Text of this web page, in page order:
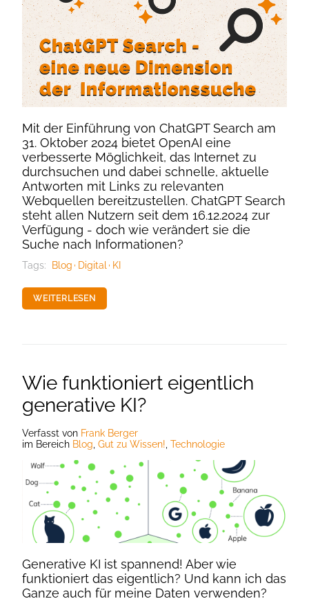
Mit der Einführung von ChatGPT Search am
31. Oktober 2024 bietet OpenAI eine
verbesserte Möglichkeit, das Internet zu
durchsuchen und dabei schnelle, aktuelle
Antworten mit Links zu relevanten
Webquellen bereitzustellen. ChatGPT Search
steht allen Nutzern seit dem 16.12.2024 zur
Verfügung - doch wie verändert sie die
Suche nach Informationen?
Tags: Blog Digital KI
WEITERLESEN
Wie funktioniert eigentlich
generative KI?
Verfasst von Frank Berger
im Bereich Blog Gut zu Wissen! Technologie
Generative KI ist spannend! Aber wie
funktioniert das eigentlich? Und kann ich das
Ganze auch für meine Daten verwenden?